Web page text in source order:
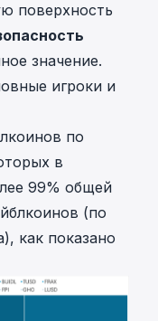
поверхность
значение.
игроки и
по
в
99% общей
(по
как показано